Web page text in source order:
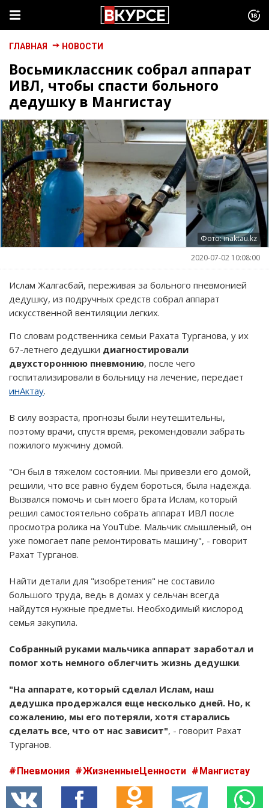
ГЛАВНАЯ НОВОСТИ
Восьмиклассник собрал аппарат
ИВЛ, чтобы спасти больного
дедушку в Мангистау
Фото: inaktau.kz
2020-07-02 10:08:00
Ислам Жалгасбай, переживая за больного пневмонией
дедушку, из подручных средств собрал аппарат
искусственной вентиляции легких.
По словам родственника семьи Рахата Турганова, у их
67-летнего дедушки диагностировали
двухстороннюю пневмонию, после чего
госпитализировали в больницу на лечение, передает
инАктау.
В силу возраста, прогнозы были неутешительны,
поэтому врачи, спустя время, рекомендовали забрать
пожилого мужчину домой.
"Он был в тяжелом состоянии. Мы привезли его домой,
решили, что все равно будем бороться, была надежда.
Вызвался помочь и сын моего брата Ислам, который
решил самостоятельно собрать аппарат ИВЛ после
просмотра ролика на YouTube. Мальчик смышленый, он
уже помогает папе ремонтировать машину", - говорит
Рахат Турганов.
Найти детали для "изобретения" не составило
большого труда, ведь в домах у сельчан всегда
найдутся нужные предметы. Необходимый кислород
семья закупила.
Собранный руками мальчика аппарат заработал и
помог хоть немного облегчить жизнь дедушки.
"На аппарате, который сделал Ислам, наш
дедушка продержался еще несколько дней. Но, к
сожалению, мы его потеряли, хотя старались
сделать все, что от нас зависит", - говорит Рахат
Турганов.
Пневмония ЖизненныеЦенности Мангистау